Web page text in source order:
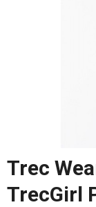
Trec
TrecGirl